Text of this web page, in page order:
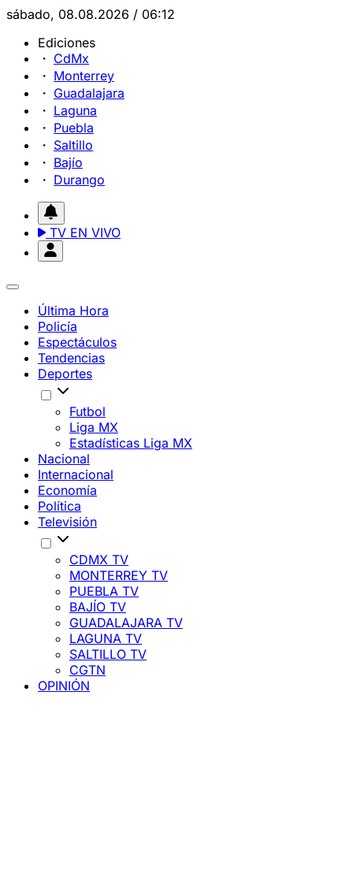
sábado, 08.08.2026 / 06:12
Ediciones
CdMx
Monterrey
Guadalajara
Laguna
Puebla
Saltillo
Bajío
Durango
TV EN VIVO
Última Hora
Policía
Espectáculos
Tendencias
Deportes
Futbol
Liga MX
Estadísticas Liga MX
Nacional
Internacional
Economía
Política
Televisión
CDMX TV
MONTERREY TV
PUEBLA TV
BAJÍO TV
GUADALAJARA TV
LAGUNA TV
SALTILLO TV
CGTN
OPINIÓN